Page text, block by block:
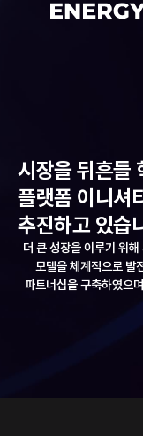
시장을 뒤흔들
플랫폼 이니셔
추진하고 있습
더 큰 성장을 이루기 위
모델을 체계적으로 발
파트너십을 구축하였으